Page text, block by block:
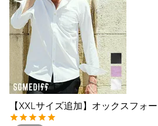
【XXLサイズ追加】オックスフォ